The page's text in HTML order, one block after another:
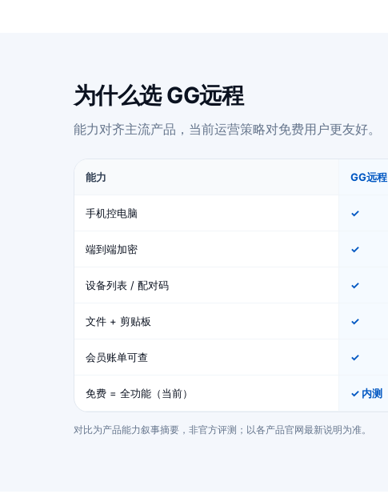
为什么选 GG远程
能力对齐主流产品，当前运营策略对免费用户更友好。
能力 GG远程
手机控电脑 ✓
端到端加密 ✓
设备列表 / 配对码 ✓
文件 + 剪贴板 ✓
会员账单可查 ✓
免费 = 全功能（当前） ✓ 内测
对比为产品能力叙事摘要，非官方评测；以各产品官网最新说明为准。